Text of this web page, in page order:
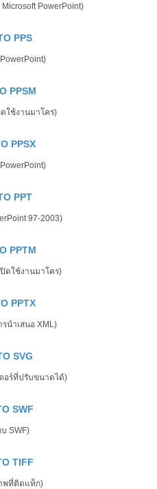
PowerPoint)
PPS
PPSM
ใช้งานมาโคร)
PPSX
PPT
97-2003)
PPTM
ดใช้งานมาโคร)
PPTX
นำเสนอ XML)
SVG
อร์ที่ปรับขนาดได้)
SWF
SWF)
TIFF
พที่ติดแท็ก)